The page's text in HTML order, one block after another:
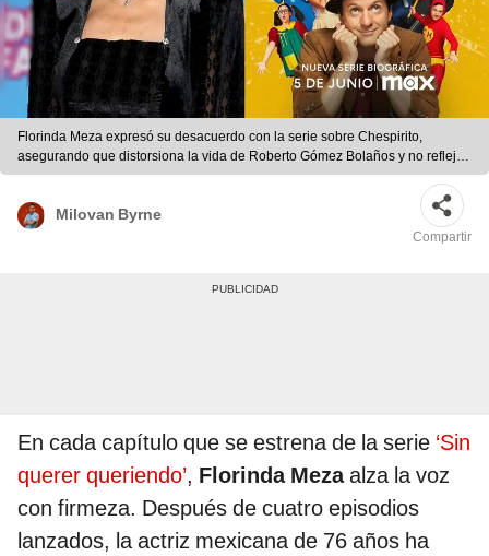
Florinda Meza expresó su desacuerdo con la serie sobre Chespirito,
asegurando que distorsiona la vida de Roberto Gómez Bolaños y no refleja
su verdadera historia. Foto: Composición LR
Milovan Byrne
Compartir
En cada capítulo que se estrena de la serie ‘Sin
querer queriendo’, Florinda Mezaalza la voz
con firmeza. Después de cuatro episodios
lanzados, la actriz mexicana de 76 años ha